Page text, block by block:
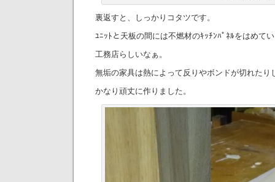
裏返すと、しっかりコタツです。
ﾕﾆｯﾄと天板の間には不燃材のｷｯﾁﾝﾊﾟﾈﾙをはめて
工務店らしいなぁ。
無垢の家具は熱によって反りやボンドが切れたり
かなり頑丈に作りました。